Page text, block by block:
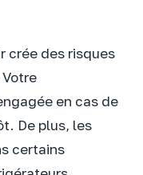
crée des risques
en cas de
De plus, les
certains